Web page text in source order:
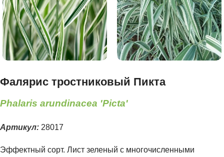
Фалярис тростниковый Пикта
Phalaris arundinacea 'Picta'
Артикул: 28017
Эффектный сорт. Лист зеленый с многочисленными